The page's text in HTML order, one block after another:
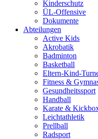
Kinderschutz
ÜL-Offensive
Dokumente
Abteilungen
Active Kids
Akrobatik
Badminton
Basketball
Eltern-Kind-
Fitness &
Gesundheitssport
Handball
Karate &
Leichtathletik
Prellball
Radsport